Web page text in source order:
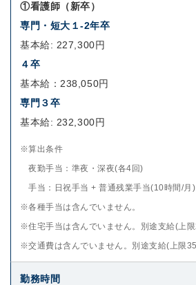
①看護師（新卒）
専門・短大１-2年卒
基本給: 227,300円
４卒
基本給：238,050円
専門３卒
基本給: 232,300円
※算出条件
夜勤手当：準夜・深夜(各4回)
手当：日祝手当 + 普通残業手当(10時間/月)
※各種手当は含んでいません。
※住宅手当は含んでいません。別途支給(上
※交通費は含んでいません。別途支給(上限
勤務時間